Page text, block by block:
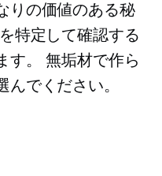
りの価値のある秘
特定して確認する
す。 無垢材で作ら
でください。